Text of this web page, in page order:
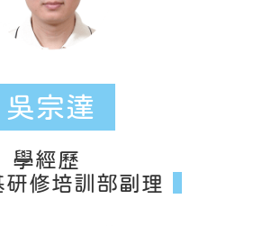
吳宗達
學經歷
研修培訓部副理